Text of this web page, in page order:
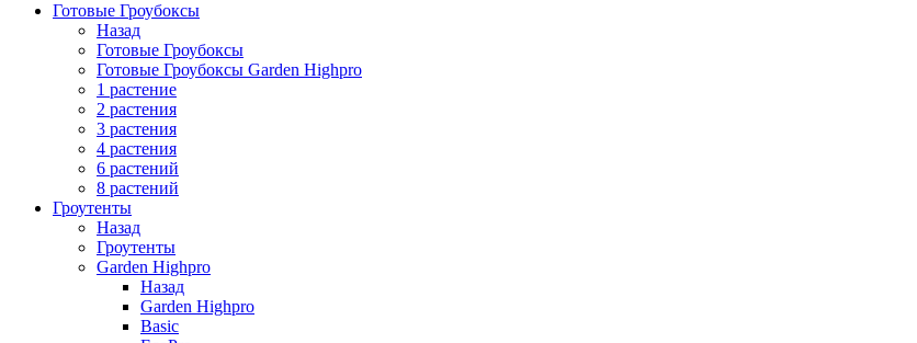
Готовые Гроубоксы
Назад
Готовые Гроубоксы
Готовые Гроубоксы Garden Highpro
1 растение
2 растения
3 растения
4 растения
6 растений
8 растений
Гроутенты
Назад
Гроутенты
Garden Highpro
Назад
Garden Highpro
Basic